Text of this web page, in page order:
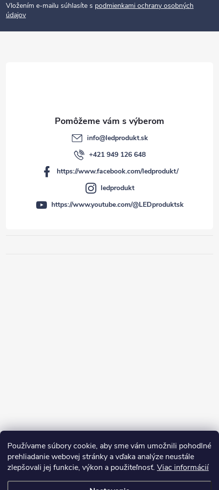
Používame súbory cookie, aby sme vám umožnili pohodlné
prehliadanie webovej stránky a vďaka analýze neustále
zlepšovali jej funkcie, výkon a použiteľnosť. Viac informácií
t
Vložením e-mailu súhlasíte s podmienkami ochrany osobných
údajov
Sledovať na Instagrame
info@ledprodukt.sk
+421 949 126 648
https://www.facebook.com/ledprodukt/
ledprodukt
https://www.youtube.com/@LEDproduktsk